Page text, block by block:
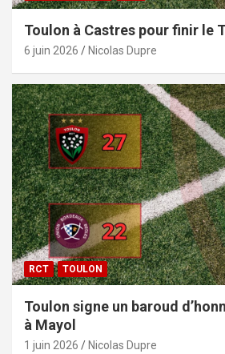
Toulon à Castres pour finir le
6 juin 2026 Nicolas Dupre
RCT TOULON
Toulon signe un baroud
à Mayol
1 juin 2026 Nicolas Dupre